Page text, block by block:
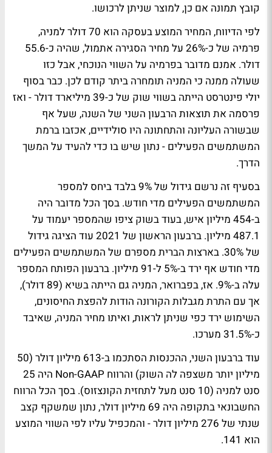
קובץ תמונה אם כן, למוצר שניתן לרכושו.
לפי הדיווח, המחיר המוצע בעסקה הוא 70 דולר למניה,
פרמיה של כ-26% על מחיר הסגירה אתמול, שהיה כ-55.6
דולר. אמנם מדובר בפרמיה על השווי הנוכחי, אבל כזו
שעולה ממנה כי המניה תומחרה ביתר קודם לכן. כבר בסוף
יולי פינטרסט הייתה בשווי שוק של כ-39 מיליארד דולר - ואז
פרסמה את תוצאות הרבעון השני של השנה, שעל אף
שבשורה העליונה והתחתונה היו סולידיים, אכזבו ברמת
המשתמשים הפעילים - נתון שיש בו כדי להעיד על המשך
הדרך.
בסעיף זה נרשם גידול של 9% בלבד ביחס למספר
המשתמשים הפעילים מדי חודש. בסך הכל מדובר היה
ב-454 מיליון איש, בעוד בשוק ציפו שהמספר יעמוד על
487.1 מיליון. ברבעון הראשון של 2021 עוד הציגה גידול
של 30%. בארצות הברית מספרם של המשתמשים הפעילים
מדי חודש אף ירד ב-5% ל-91 מיליון. ברבעון הפותח המספר
עלה ב-9%. אז, בפברואר, המניה גם הייתה בשיא (89 דולר),
אך עם התרת מגבלות הקורונה הודות להפצת החיסונים,
השימוש ירד כפי שניתן לראות, ואיתו מחיר המניה, שאיבד
כ-31.5% מערכו.
עוד ברבעון השני, ההכנסות הסתכמו ב-613 מיליון דולר (50
מיליון יותר משצפה לה השוק) והרווח Non-GAAP היה 25
סנט למניה (10 סנט מעל לתחזית הקונצזוס). בסך הכל הרווח
החשבונאי בתקופה היה 69 מיליון דולר, נתון שמשקף קצב
שנתי של 276 מיליון דולר - והמכפיל עליו לפי השווי המוצע
הוא 141.